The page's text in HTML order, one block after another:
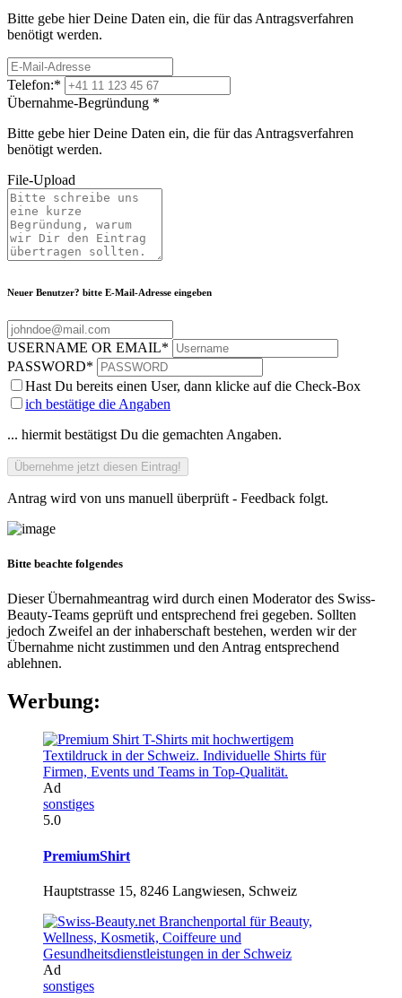
Bitte gebe hier Deine Daten ein, die für das Antragsverfahren
benötigt werden.
Telefon:*
Übernahme-Begründung *
Bitte gebe hier Deine Daten ein, die für das Antragsverfahren
benötigt werden.
File-Upload
Neuer Benutzer? bitte E-Mail-Adresse eingeben
USERNAME OR EMAIL*
PASSWORD*
Hast Du bereits einen User, dann klicke auf die Check-Box
ich bestätige die Angaben
... hiermit bestätigst Du die gemachten Angaben.
Antrag wird von uns manuell überprüft - Feedback folgt.
Bitte beachte folgendes
Dieser Übernahmeantrag wird durch einen Moderator des Swiss-
Beauty-Teams geprüft und entsprechend frei gegeben. Sollten
jedoch Zweifel an der inhaberschaft bestehen, werden wir der
Übernahme nicht zustimmen und den Antrag entsprechend
ablehnen.
Werbung:
Ad
sonstiges
5.0
PremiumShirt
Hauptstrasse 15, 8246 Langwiesen, Schweiz
Ad
sonstiges